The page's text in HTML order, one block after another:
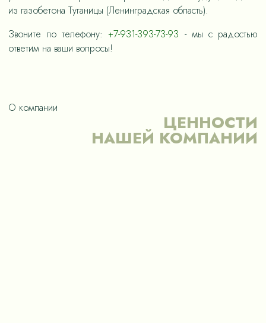
из газобетона Туганицы (Ленинградская область).
Звоните по телефону:+7-931-393-73-93 - мы с радостью
ответим на ваши вопросы!
О компании
ЦЕННОСТИ
НАШЕЙ КОМПАНИИ